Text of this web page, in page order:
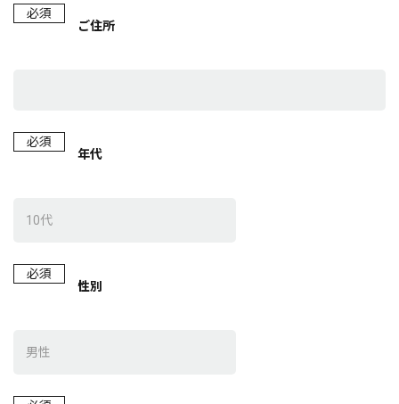
必須
ご住所
必須
年代
必須
性別